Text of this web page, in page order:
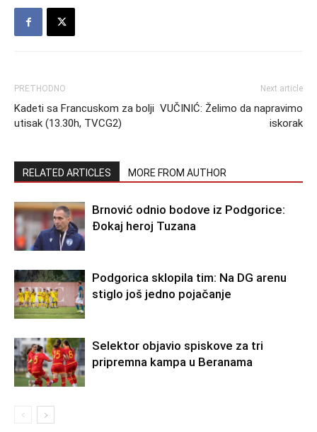
PRETHODNO
Kadeti sa Francuskom za bolji
utisak (13.30h, TVCG2)
Next article
VUČINIĆ: Želimo da napravimo
iskorak
RELATED ARTICLES MORE FROM AUTHOR
Brnović odnio bodove iz Podgorice:
Đokaj heroj Tuzana
Podgorica sklopila tim: Na DG arenu
stiglo još jedno pojačanje
Selektor objavio spiskove za tri
pripremna kampa u Beranama